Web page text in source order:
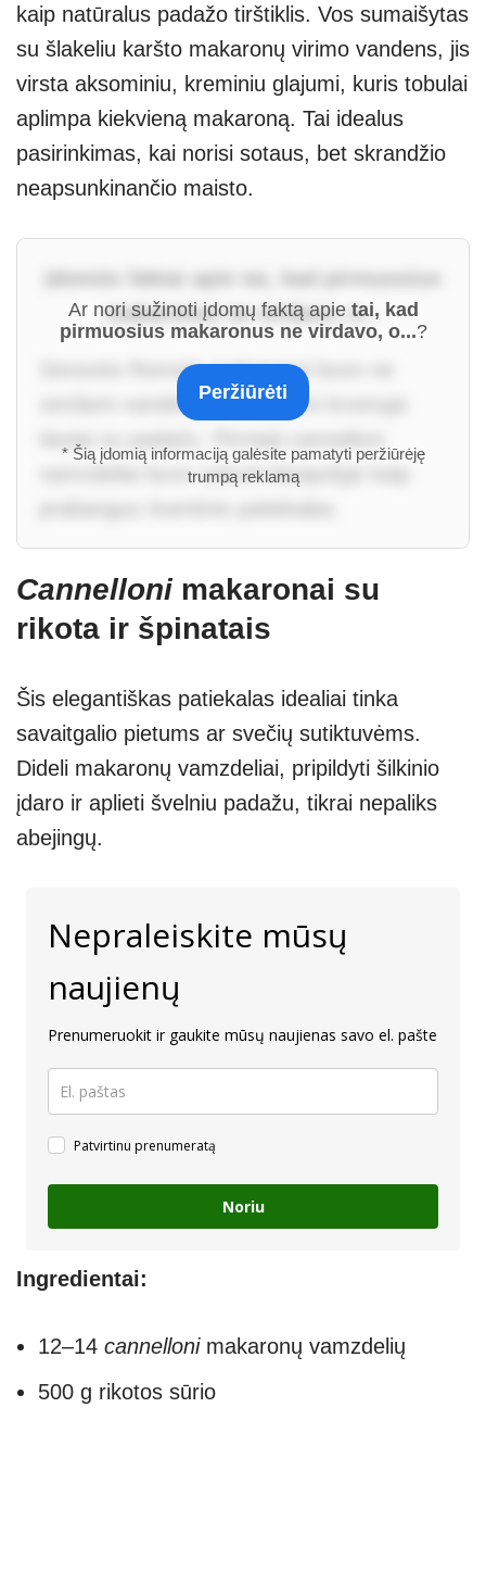
kaip natūralus padažo tirštiklis. Vos sumaišytas
su šlakeliu karšto makaronų virimo vandens, jis
virsta aksominiu, kreminiu glajumi, kuris tobulai
aplimpa kiekvieną makaroną. Tai idealus
pasirinkimas, kai norisi sotaus, bet skrandžio
neapsunkinančio maisto.
Įdomūs faktai apie tai, kad pirmuosius
makaronus ne virdavo, o...
Senovės Romoje makaronai buvo ne
verdami vandenyje, o kepami krosnyje
tiesiai su padažu. Pirmieji cannelloni
vamzdeliai buvo sukurti Neapolyje kaip
Ar nori sužinoti įdomų faktą apie tai, kad
pirmuosius makaronus ne virdavo, o...?
Peržiūrėti
* Šią įdomią informaciją galėsite pamatyti peržiūrėję
trumpą reklamą
Cannellonimakaronai su
rikota ir špinatais
Šis elegantiškas patiekalas idealiai tinka
savaitgalio pietums ar svečių sutiktuvėms.
Dideli makaronų vamzdeliai, pripildyti šilkinio
įdaro ir aplieti švelniu padažu, tikrai nepaliks
abejingų.
Nepraleiskite mūsų
naujienų
Prenumeruokit ir gaukite mūsų naujienas savo el. pašte
Patvirtinu prenumeratą
Noriu
Ingredientai:
12–14 cannellonimakaronų vamzdelių
500 g rikotos sūrio